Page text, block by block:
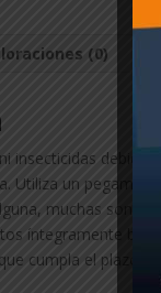
(0)
insecticidas debido
Utiliza un
muchas son
íntegramente
cumpla el plazo